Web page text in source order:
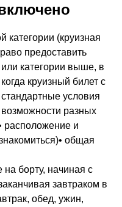
(круизная
предоставить
категории выше, в
круизный билет с
условия
разных
расположение и
общая
на борту, начиная с
завтраком в
обед, ужин,